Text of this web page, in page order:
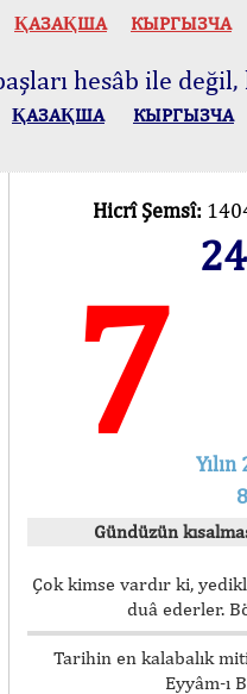
ҚАЗАҚША КЫPГЫЗЧA
hesâb ile
ҚАЗАҚША КЫPГЫЗЧA
Hicrî Şemsî:
7
Gündüzün
Çok kimse vardır ki,
duâ ederler.
Tarihin en kalabalık
Eyyâm-ı